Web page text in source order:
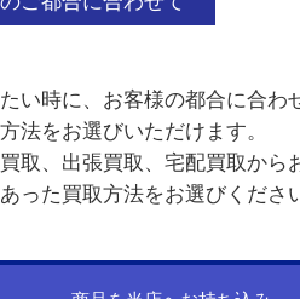
れ ベルト単体
属品なし 廃盤品
合せ メールでお問合せ